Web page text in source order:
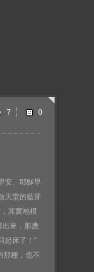
安、耶穌早
天堂的藍芽
其實祂根
出來，那應
起床了！"
那種，也不
7